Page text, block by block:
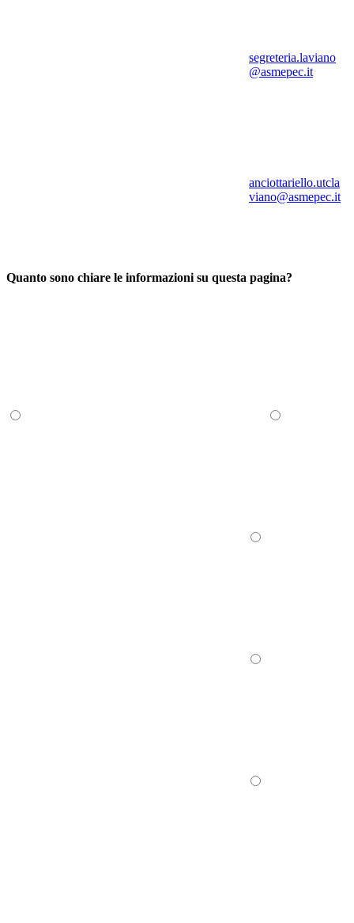
segreteria.laviano
@asmepec.it
anciottariello.utcla
viano@asmepec.it
Quanto sono chiare le informazioni su questa pagina?